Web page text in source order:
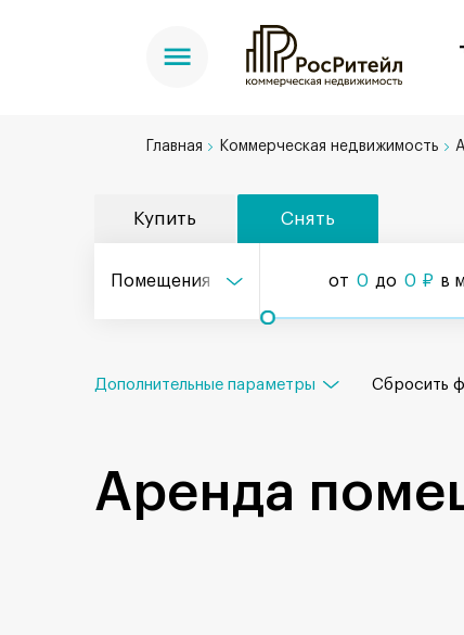
Главная Коммерческая недвижимость
Купить Снять
Помещения от 0 до 0 ₽ в
Дополнительные параметры Сбросить
Аренда